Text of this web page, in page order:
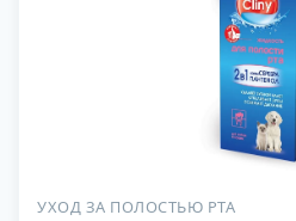
УХОД ЗА ПОЛОСТЬЮ РТА